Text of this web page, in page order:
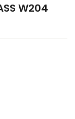
W204